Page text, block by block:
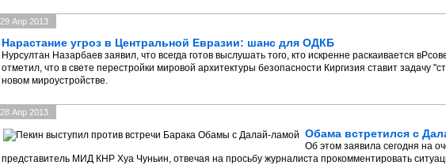
29 Апр 2013
Нарастание угроз в Центральной Евразии: шанс для ОДКБ
Нурсултан Назарбаев заявил, что всегда готов выслушать того, кто искренне раскаивается
отметил, что в свете перестройки мировой архитектуры безопасности Киргизия ставит задачу
новом мироустройстве.
28 Апр 2013
Обама встретился с
Об этом заявила сегодня на
представитель МИД КНР Хуа Чуньин, отвечая на просьбу журналиста прокомментировать